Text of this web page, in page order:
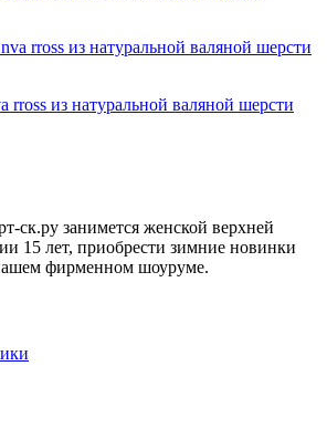
rross из натуральной валяной шерсти
ск.ру занимется женской верхней
15 лет, приобрести зимние новинки
фирменном шоуруме.